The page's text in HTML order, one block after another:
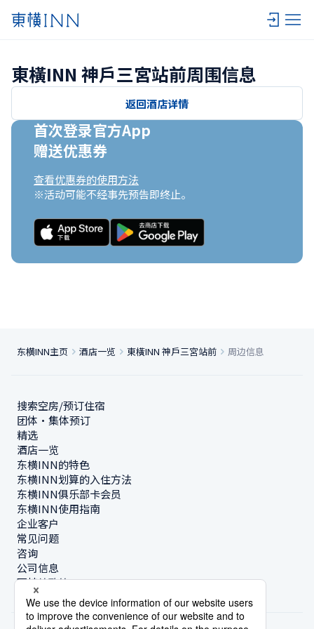
東橫INN 神戶三宮站前周围信息
返回酒店详情
首次登录官方App
赠送优惠券
查看优惠券的使用方法
※活动可能不经事先预告即终止。
东横INN主页 酒店一览 東橫INN 神戶三宮站前 周边信息
搜索空房/预订住宿
团体・集体预订
精选
酒店一览
东横INN的特色
东横INN划算的入住方法
东横INN俱乐部卡会员
东横INN使用指南
企业客户
常见问题
咨询
公司信息
可持续政策